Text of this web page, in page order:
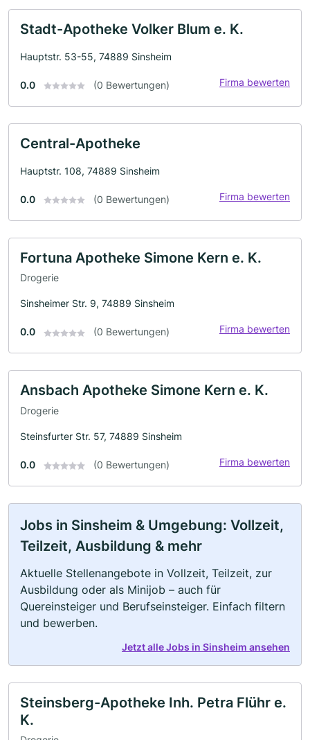
Stadt-Apotheke Volker Blum e. K.
Hauptstr. 53-55, 74889 Sinsheim
0.0 (0 Bewertungen) Firma bewerten
Central-Apotheke
Hauptstr. 108, 74889 Sinsheim
0.0 (0 Bewertungen) Firma bewerten
Fortuna Apotheke Simone Kern e. K.
Drogerie
Sinsheimer Str. 9, 74889 Sinsheim
0.0 (0 Bewertungen) Firma bewerten
Ansbach Apotheke Simone Kern e. K.
Drogerie
Steinsfurter Str. 57, 74889 Sinsheim
0.0 (0 Bewertungen) Firma bewerten
Jobs in Sinsheim & Umgebung: Vollzeit,
Teilzeit, Ausbildung & mehr
Aktuelle Stellenangebote in Vollzeit, Teilzeit, zur
Ausbildung oder als Minijob – auch für
Quereinsteiger und Berufseinsteiger. Einfach filtern
und bewerben.
Jetzt alle Jobs in Sinsheim ansehen
Steinsberg-Apotheke Inh. Petra Flühr e.
K.